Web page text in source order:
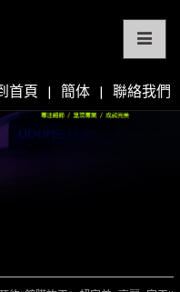
首頁 | 簡体 | 聯絡我們